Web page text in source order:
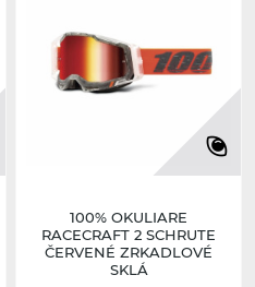
100% OKULIARE
RACECRAFT 2 SCHRUTE
ČERVENÉ ZRKADLOVÉ
SKLÁ